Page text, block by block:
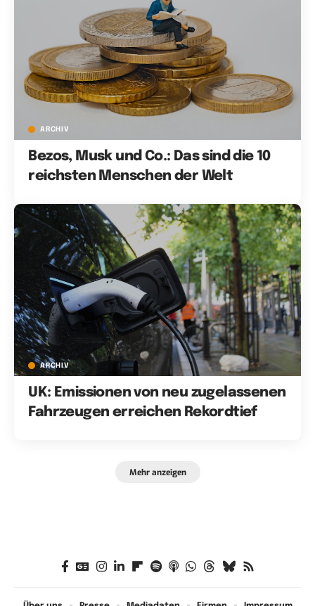
ARCHIV
Bezos, Musk und Co.: Das sind die 10
reichsten Menschen der Welt
ARCHIV
UK: Emissionen von neu zugelassenen
Fahrzeugen erreichen Rekordtief
Mehr anzeigen